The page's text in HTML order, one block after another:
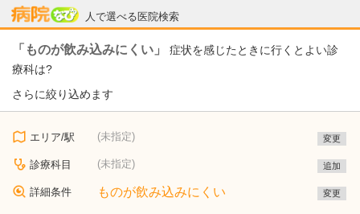
人で選べる医院検索
病院なび
「ものが飲み込みにくい」
症状を感じたときに行くとよい診
療科は?
さらに絞り込めます
エリア/駅 (未指定) 変更
診療科目 (未指定) 追加
詳細条件 ものが飲み込みにくい 変更